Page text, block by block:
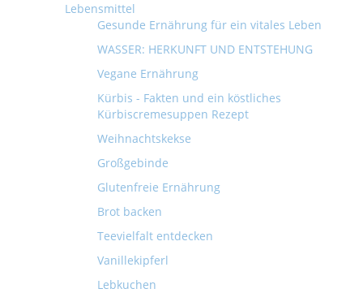
Lebensmittel
Gesunde Ernährung für ein vitales Leben
WASSER: HERKUNFT UND ENTSTEHUNG
Vegane Ernährung
Kürbis - Fakten und ein köstliches
Kürbiscremesuppen Rezept
Weihnachtskekse
Großgebinde
Glutenfreie Ernährung
Brot backen
Teevielfalt entdecken
Vanillekipferl
Lebkuchen